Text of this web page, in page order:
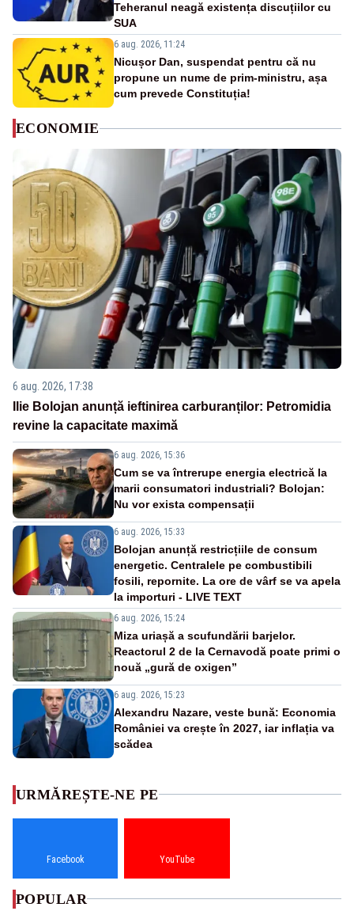
Teheranul neagă existența discuțiilor cu
SUA
6 aug. 2026, 11:24
Nicușor Dan, suspendat pentru că nu
propune un nume de prim-ministru, așa
cum prevede Constituția!
ECONOMIE
6 aug. 2026, 17:38
Ilie Bolojan anunță ieftinirea carburanților: Petromidia
revine la capacitate maximă
6 aug. 2026, 15:36
Cum se va întrerupe energia electrică la
marii consumatori industriali? Bolojan:
Nu vor exista compensații
6 aug. 2026, 15:33
Bolojan anunță restricțiile de consum
energetic. Centralele pe combustibili
fosili, repornite. La ore de vârf se va apela
la importuri - LIVE TEXT
6 aug. 2026, 15:24
Miza uriașă a scufundării barjelor.
Reactorul 2 de la Cernavodă poate primi o
nouă „gură de oxigen”
6 aug. 2026, 15:23
Alexandru Nazare, veste bună: Economia
României va crește în 2027, iar inflația va
scădea
URMĂREȘTE-NE PE
Facebook YouTube
POPULAR